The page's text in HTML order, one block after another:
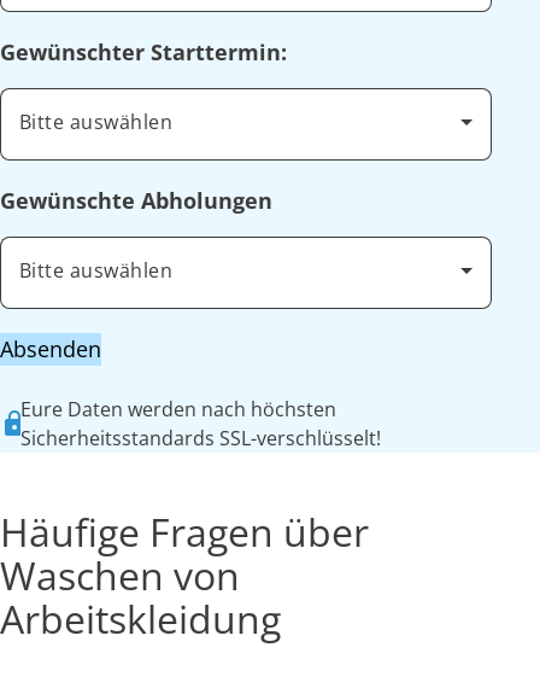
Gewünschter Starttermin:
Bitte auswählen
Gewünschte Abholungen
Bitte auswählen
Absenden
Eure Daten werden nach höchsten
Sicherheitsstandards SSL-verschlüsselt!
Häufige Fragen über
Waschen von
Arbeitskleidung